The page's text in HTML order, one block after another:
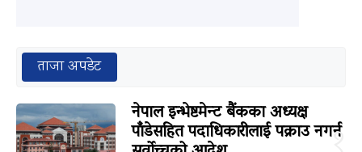
ताजा अपडेट
नेपाल इन्भेष्टमेन्ट बैंकका अध्यक्ष
पाँडेसहित पदाधिकारीलाई पक्राउ नगर्न